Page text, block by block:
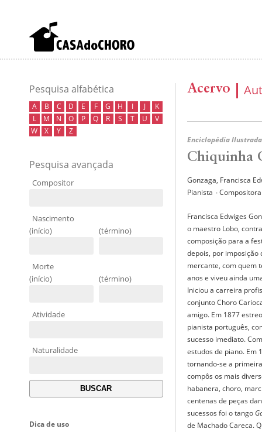
Pesquisa alfabética
A B C D E F G H I J
K
L
M N O P Q R S T U
V
W
X Y Z
Pesquisa avançada
Compositor
Nascimento
(início)
(término)
Morte
(início)
(término)
Atividade
Naturalidade
Dica de uso
Acervo
Enciclopédia Ilustrada
Chiquinha
Gonzaga, Francisca
Pianista ∙ Compositora
Francisca Edwiges
o maestro Lobo,
composição para a
depois, por imposição
mercante, com quem
anos e viveu ainda
Iniciou a carreira
conjunto Choro
amigo. Em 1877
pianista português,
sucesso imediato.
estudos de piano. Em
tornando-se a
compôs os mais
habanera, choro,
centenas de peças
sucessos foi o tango
de Machado Careca.